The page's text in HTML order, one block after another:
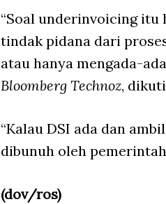
“Soal underinvoicing itu
tindak pidana dari
atau hanya mengada-
Bloomberg Technoz,
“Kalau DSI ada dan
dibunuh oleh
(dov/ros)